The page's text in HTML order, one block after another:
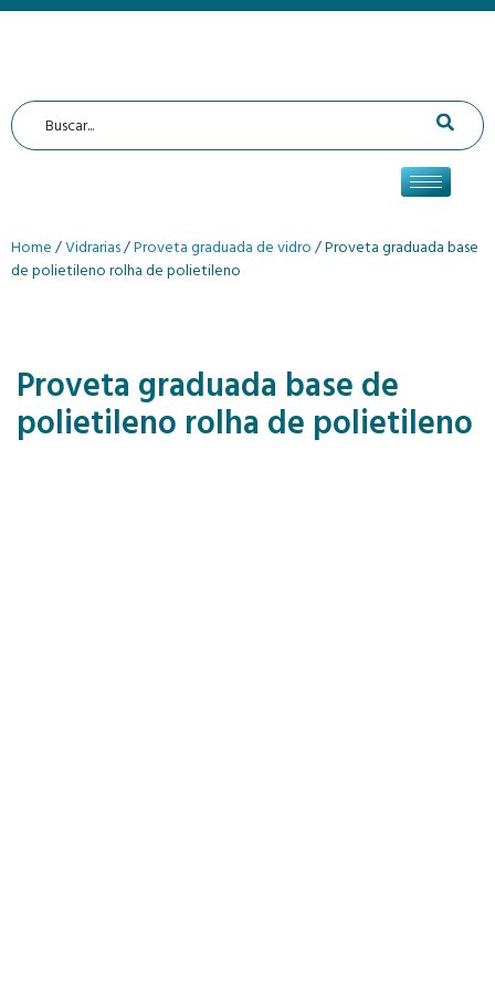
Home/Vidrarias/Proveta graduada de vidro/ Proveta graduada base
de polietileno rolha de polietileno
Proveta graduada base de
polietileno rolha de polietileno